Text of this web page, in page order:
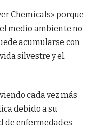
Chemicals» porque
medio ambiente no
acumularse con
silvestre y el
cada vez más
debido a su
de enfermedades